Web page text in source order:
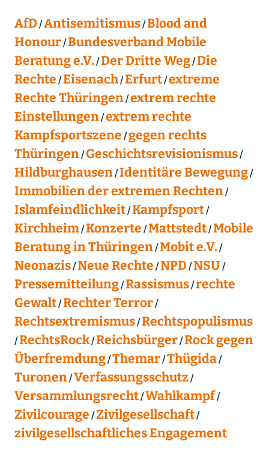
AfD Antisemitismus Blood and
Honour Bundesverband Mobile
Beratung e.V. Der Dritte Weg Die
Rechte Eisenach Erfurt extreme
Rechte Thüringen extrem rechte
Einstellungen extrem rechte
Kampfsportszene gegen rechts
Thüringen Geschichtsrevisionismus
Hildburghausen Identitäre Bewegung
Immobilien der extremen Rechten
Islamfeindlichkeit Kampfsport
Kirchheim Konzerte Mattstedt Mobile
Beratung in Thüringen Mobit e.V.
Neonazis Neue Rechte NPD NSU
Pressemitteilung Rassismus rechte
Gewalt Rechter Terror
Rechtsextremismus Rechtspopulismus
RechtsRock Reichsbürger Rock gegen
Überfremdung Themar Thügida
Turonen Verfassungsschutz
Versammlungsrecht Wahlkampf
Zivilcourage Zivilgesellschaft
zivilgesellschaftliches Engagement